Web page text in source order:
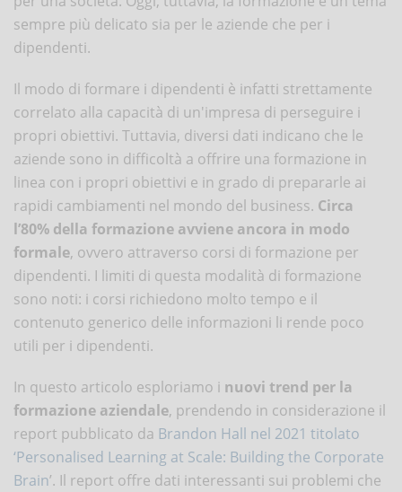
sempre più delicato sia per le aziende che per i
dipendenti.
Il modo di formare i dipendenti è infatti strettamente
correlato alla capacità di un'impresa di perseguire i
propri obiettivi. Tuttavia, diversi dati indicano che le
aziende sono in difficoltà a offrire una formazione in
linea con i propri obiettivi e in grado di prepararle ai
rapidi cambiamenti nel mondo del business. Circa
l’80% della formazione avviene ancora in modo
formale, ovvero attraverso corsi di formazione per
dipendenti. I limiti di questa modalità di formazione
sono noti: i corsi richiedono molto tempo e il
contenuto generico delle informazioni li rende poco
utili per i dipendenti.
In questo articolo esploriamo i nuovi trend per la
formazione aziendale, prendendo in considerazione il
report pubblicato da Brandon Hall nel 2021 titolato
‘Personalised Learning at Scale: Building the Corporate
Brain’. Il report offre dati interessanti sui problemi che